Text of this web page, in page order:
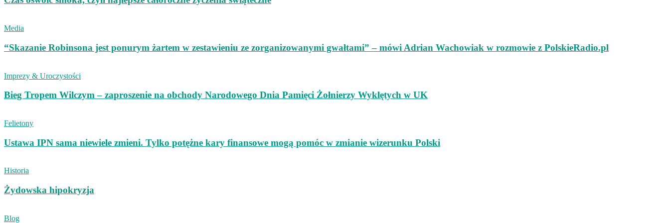
Media
“Skazanie Robinsona jest ponurym żartem w zestawieniu ze zorganizowanymi gwałtami” – mówi Adrian Wachowiak w rozmowie z PolskieRadio.pl
Imprezy & Uroczystości
Bieg Tropem Wilczym – zaproszenie na obchody Narodowego Dnia Pamięci Żołnierzy Wyklętych w UK
Felietony
Ustawa IPN sama niewiele zmieni. Tylko potężne kary finansowe mogą pomóc w zmianie wizerunku Polski
Historia
Żydowska hipokryzja
Blog